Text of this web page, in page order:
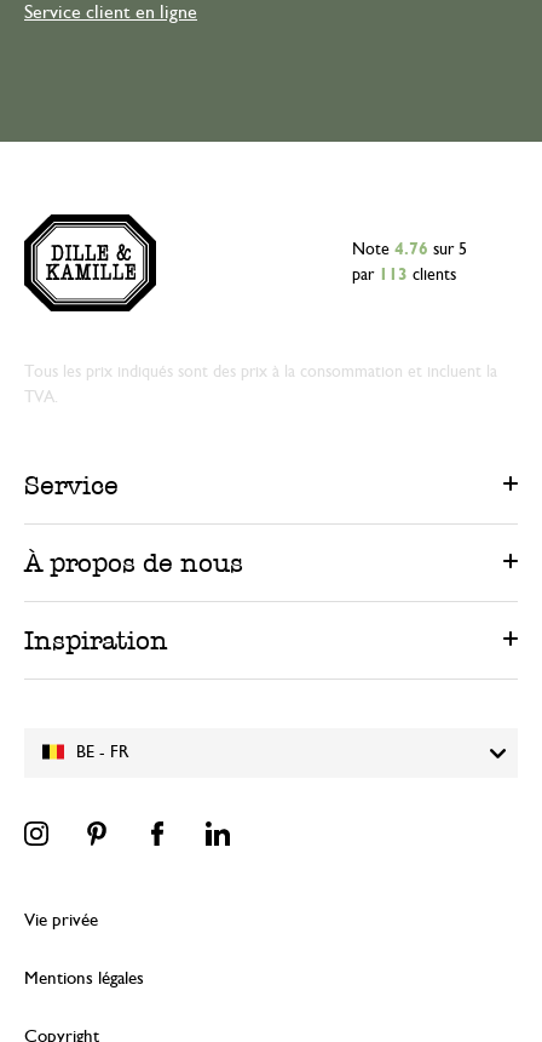
Service client en ligne
BE - FR
Note 4.76 sur 5
par
113 clients
Tous les prix indiqués sont des prix à la consommation et incluent la
TVA.
Service
À propos de nous
Inspiration
Vie privée
Mentions légales
Copyright